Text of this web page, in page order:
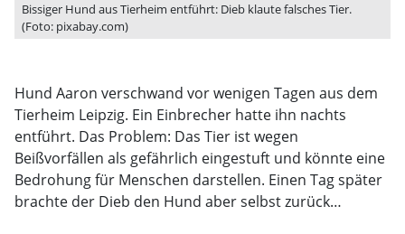
Bissiger Hund aus Tierheim entführt: Dieb klaute falsches Tier.
(Foto: pixabay.com)
Hund Aaron verschwand vor wenigen Tagen aus dem
Tierheim Leipzig. Ein Einbrecher hatte ihn nachts
entführt. Das Problem: Das Tier ist wegen
Beißvorfällen als gefährlich eingestuft und könnte eine
Bedrohung für Menschen darstellen. Einen Tag später
brachte der Dieb den Hund aber selbst zurück…